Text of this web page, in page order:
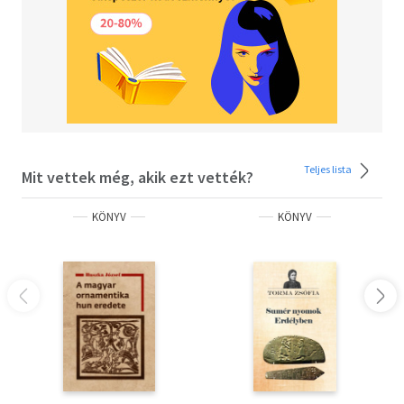
Mit vettek még, akik ezt vették? Teljes lista
KÖNYV KÖNYV